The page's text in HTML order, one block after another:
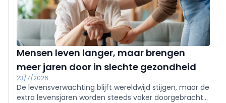
Mensen leven langer, maar brengen
meer jaren door in slechte gezondheid
23/7/2026
De levensverwachting blijft wereldwijd stijgen, maar de
extra levensjaren worden steeds vaker doorgebracht